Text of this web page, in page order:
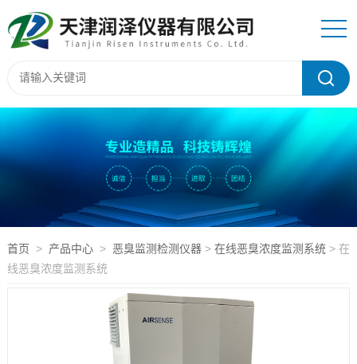
首页 > 产品中心> 恶臭监测检测仪器> 在线恶臭浓度监测系统> 在
线恶臭浓度监测系统